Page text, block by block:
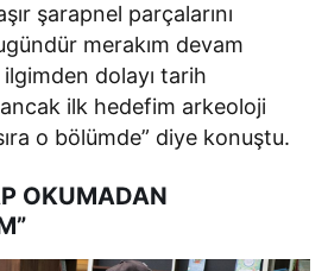
şarapnel parçalarını
merakım devam
dolayı tarih
ilk hedefim arkeoloji
o bölümde” diye konuştu.
OKUMADAN